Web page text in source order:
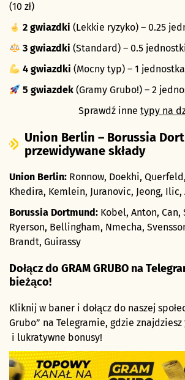
(10 zł)
2 gwiazdki (Lekkie ryzyko) – 0.25
3 gwiazdki (Standard) – 0.5
4 gwiazdki (Mocny typ) – 1 jednostka
5 gwiazdek (Gramy Grubo!) – 2
Sprawdź inne typy na
Union Berlin – Borussia
przewidywane składy
Union Berlin: Ronnow, Doekhi,
Khedira, Kemlein, Juranovic, Jeong, Ilic,
Borussia Dortmund: Kobel, Anton,
Ryerson, Bellingham, Nmecha,
Brandt, Guirassy
Dołącz do GRAM GRUBO na
bieżąco!
Kliknij w baner i dołącz do naszej
Grubo” na Telegramie, gdzie znajdziesz
i lukratywne bonusy!